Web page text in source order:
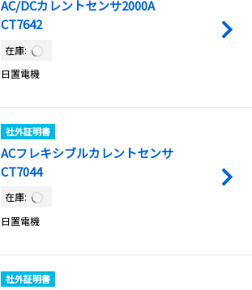
AC/DCカレントセンサ2000A
CT7642
在庫:
日置電機
社外証明書
ACフレキシブルカレントセンサ
CT7044
在庫:
日置電機
社外証明書